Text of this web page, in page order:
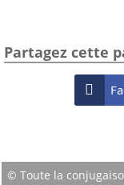
Partagez cette

© Toute la